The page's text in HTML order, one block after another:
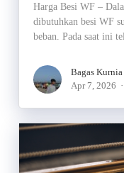
Harga Besi WF –
dibutuhkan besi WF
beban. Pada saat ini
Bagas Kurnia
Apr 7, 2026